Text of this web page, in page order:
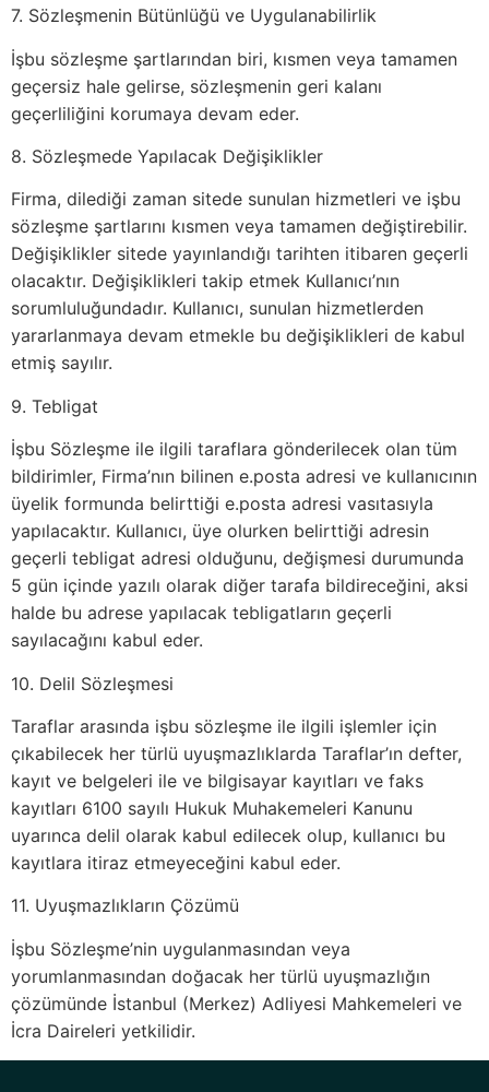
7. Sözleşmenin Bütünlüğü ve Uygulanabilirlik
İşbu sözleşme şartlarından biri, kısmen veya tamamen
geçersiz hale gelirse, sözleşmenin geri kalanı
geçerliliğini korumaya devam eder.
8. Sözleşmede Yapılacak Değişiklikler
Firma, dilediği zaman sitede sunulan hizmetleri ve işbu
sözleşme şartlarını kısmen veya tamamen değiştirebilir.
Değişiklikler sitede yayınlandığı tarihten itibaren geçerli
olacaktır. Değişiklikleri takip etmek Kullanıcı’nın
sorumluluğundadır. Kullanıcı, sunulan hizmetlerden
yararlanmaya devam etmekle bu değişiklikleri de kabul
etmiş sayılır.
9. Tebligat
İşbu Sözleşme ile ilgili taraflara gönderilecek olan tüm
bildirimler, Firma’nın bilinen e.posta adresi ve kullanıcının
üyelik formunda belirttiği e.posta adresi vasıtasıyla
yapılacaktır. Kullanıcı, üye olurken belirttiği adresin
geçerli tebligat adresi olduğunu, değişmesi durumunda
5 gün içinde yazılı olarak diğer tarafa bildireceğini, aksi
halde bu adrese yapılacak tebligatların geçerli
sayılacağını kabul eder.
10. Delil Sözleşmesi
Taraflar arasında işbu sözleşme ile ilgili işlemler için
çıkabilecek her türlü uyuşmazlıklarda Taraflar’ın defter,
kayıt ve belgeleri ile ve bilgisayar kayıtları ve faks
kayıtları 6100 sayılı Hukuk Muhakemeleri Kanunu
uyarınca delil olarak kabul edilecek olup, kullanıcı bu
kayıtlara itiraz etmeyeceğini kabul eder.
11. Uyuşmazlıkların Çözümü
İşbu Sözleşme’nin uygulanmasından veya
yorumlanmasından doğacak her türlü uyuşmazlığın
çözümünde İstanbul (Merkez) Adliyesi Mahkemeleri ve
İcra Daireleri yetkilidir.